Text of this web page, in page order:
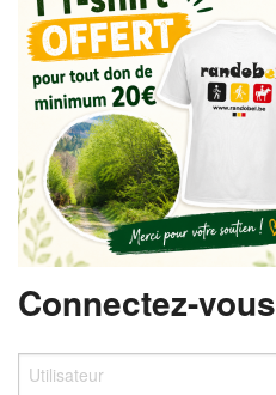
MEMBRES
SE CONNECTER
INSCRIPTION GRATUITE
MOT DE PASSE OUBLIÉ
Connectez-vous